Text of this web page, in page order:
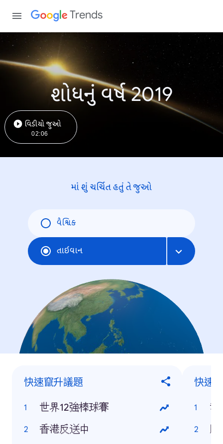
Trends
શોધનું વર્ષ 2019
વિડીયો જુઓ
02:06
માં શું ચર્ચિત હતું તે જુઓ
વૈશ્વિક
તાઇવાન
快速竄升議題
世界12強棒球賽
香港反送中
快速
我